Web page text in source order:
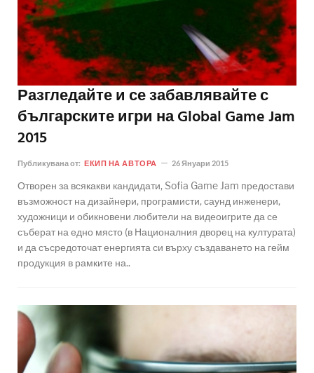
Разгледайте и се забавлявайте с
българските игри на Global Game Jam
2015
Публикувана от: ЕКИП НА АВТОРА 26 Януари 2015
Отворен за всякакви кандидати, Sofia Game Jam предостави
възможност на дизайнери, програмисти, саунд инженери,
художници и обикновени любители на видеоигрите да се
съберат на едно място (в Националния дворец на културата)
и да съсредоточат енергията си върху създаването на гейм
продукция в рамките на..